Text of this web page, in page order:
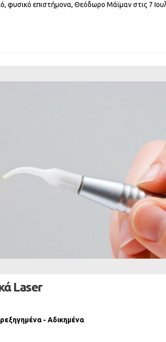
φυσικό επιστήμονα, Θεόδωρο Μάϊμαν στις 7
Μελετών Για Τη Θεραπεία Με Laser Στην
Laser
- Αδικημένα